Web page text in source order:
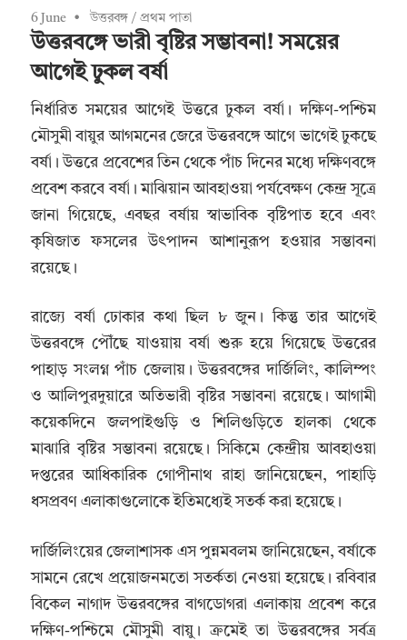
6 June উত্তরবঙ্গ / প্রথম পাতা
উত্তরবঙ্গে ভারী বৃষ্টির সম্ভাবনা! সময়ের
আগেই ঢুকল বর্ষা
নির্ধারিত সময়ের আগেই উত্তরে ঢুকল বর্ষা। দক্ষিণ-পশ্চিম
মৌসুমী বায়ুর আগমনের জেরে উত্তরবঙ্গে আগে ভাগেই ঢুকছে
বর্ষা। উত্তরে প্রবেশের তিন থেকে পাঁচ দিনের মধ্যে দক্ষিণবঙ্গে
প্রবেশ করবে বর্ষা। মাঝিয়ান আবহাওয়া পর্যবেক্ষণ কেন্দ্র সূত্রে
জানা গিয়েছে, এবছর বর্ষায় স্বাভাবিক বৃষ্টিপাত হবে এবং
কৃষিজাত ফসলের উৎপাদন আশানুরূপ হওয়ার সম্ভাবনা
রয়েছে।
রাজ্যে বর্ষা ঢোকার কথা ছিল ৮ জুন। কিন্তু তার আগেই
উত্তরবঙ্গে পৌঁছে যাওয়ায় বর্ষা শুরু হয়ে গিয়েছে উত্তরের
পাহাড় সংলগ্ন পাঁচ জেলায়। উত্তরবঙ্গের দার্জিলিং, কালিম্পং
ও আলিপুরদুয়ারে অতিভারী বৃষ্টির সম্ভাবনা রয়েছে। আগামী
কয়েকদিনে জলপাইগুড়ি ও শিলিগুড়িতে হালকা থেকে
মাঝারি বৃষ্টির সম্ভাবনা রয়েছে। সিকিমে কেন্দ্রীয় আবহাওয়া
দপ্তরের আধিকারিক গোপীনাথ রাহা জানিয়েছেন, পাহাড়ি
ধসপ্রবণ এলাকাগুলোকে ইতিমধ্যেই সতর্ক করা হয়েছে।
দার্জিলিংয়ের জেলাশাসক এস পুন্নমবলম জানিয়েছেন, বর্ষাকে
সামনে রেখে প্রয়োজনমতো সতর্কতা নেওয়া হয়েছে। রবিবার
বিকেল নাগাদ উত্তরবঙ্গের বাগডোগরা এলাকায় প্রবেশ করে
দক্ষিণ-পশ্চিমে মৌসুমী বায়ু। ক্রমেই তা উত্তরবঙ্গের সর্বত্র